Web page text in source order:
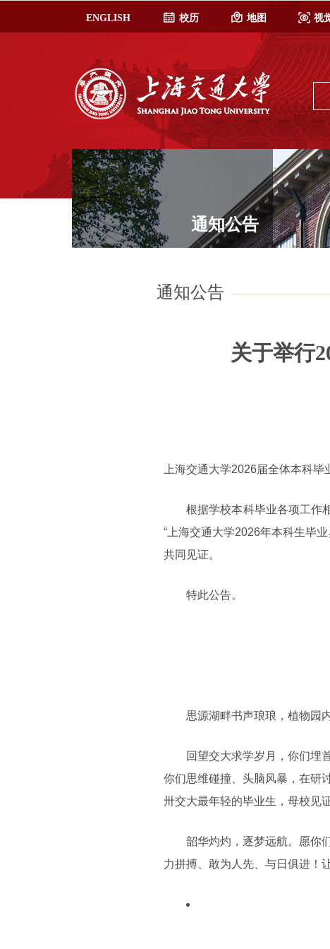
ENGLISH 校历 地图 视
通知公告
通知公告
关于举行
上海交通大学2026届全体本科毕
根据学校本科毕业各项工作
“上海交通大学2026年本科生毕
共同见证。
特此公告。
思源湖畔书声琅琅，植物园
回望交大求学岁月，你们埋
你们思维碰撞、头脑风暴，在研
卅交大最年轻的毕业生，母校见
韶华灼灼，逐梦远航。愿你
力拼搏、敢为人先、与日俱进！